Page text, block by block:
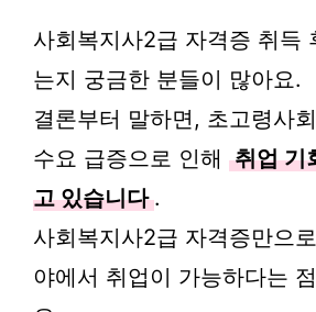
사회복지사2급 자격증 취득
는지 궁금한 분들이 많아요.
결론부터 말하면, 초고령사
수요 급증으로 인해 취업 기
고 있습니다 .
사회복지사2급 자격증만으
야에서 취업이 가능하다는